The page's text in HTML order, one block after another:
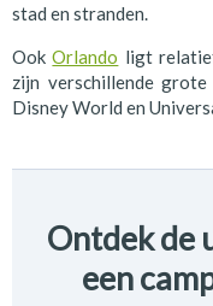
stad en stranden.
OokOrlando ligt
zijn verschillende
Disney World en
Ontdek de
een